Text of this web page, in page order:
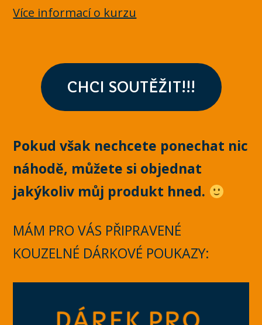
Více informací o kurzu
CHCI SOUTĚŽIT!!!
Pokud však nechcete ponechat nic
náhodě, můžete si objednat
jakýkoliv můj produkt hned.
MÁM PRO VÁS PŘIPRAVENÉ
KOUZELNÉ DÁRKOVÉ POUKAZY: